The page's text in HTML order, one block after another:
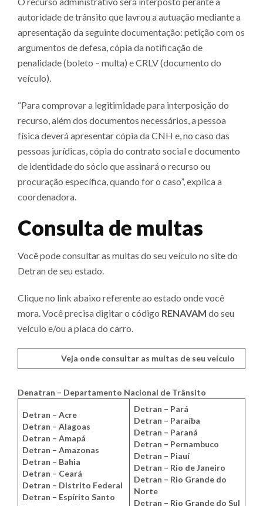
autoridade de trânsito que lavrou a autuação mediante a
apresentação da seguinte documentação: petição com os
argumentos de defesa, cópia da notificação de
penalidade (boleto – multa) e CRLV (documento do
veículo).
“Para comprovar a legitimidade para interposição do
recurso, além dos documentos necessários, a pessoa
física deverá apresentar cópia da CNH e, no caso das
pessoas jurídicas, cópia do contrato social e documento
de identidade do sócio que assinará o recurso ou
procuração específica, quando for o caso”, explica a
coordenadora.
Consulta de multas
Você pode consultar as multas do seu veículo no site do
Detran de seu estado.
Clique no link abaixo referente ao estado onde você
mora. Você precisa digitar o código RENAVAM do seu
veículo e/ou a placa do carro.
Veja onde consultar as multas de seu veículo
Denatran – Departamento Nacional de Trânsito
Detran – Acre
Detran – Alagoas
Detran – Amapá
Detran – Amazonas
Detran – Bahia
Detran – Ceará
Detran – Distrito Federal
Detran – Espírito Santo
Detran – Pará
Detran – Paraíba
Detran – Paraná
Detran – Pernambuco
Detran – Piauí
Detran – Rio de Janeiro
Detran – Rio Grande do
Norte
Detran – Rio Grande do Sul